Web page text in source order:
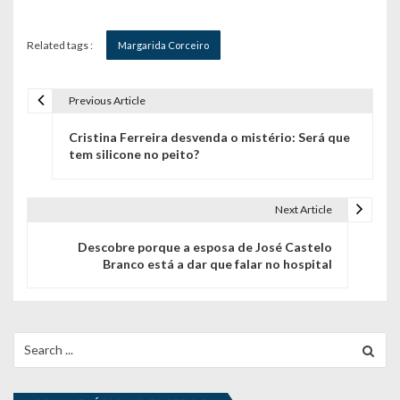
Related tags : Margarida Corceiro
ã
o
Previous Article
Cristina Ferreira desvenda o mistério: Será que
tem silicone no peito?
Next Article
Descobre porque a esposa de José Castelo
Branco está a dar que falar no hospital
for: